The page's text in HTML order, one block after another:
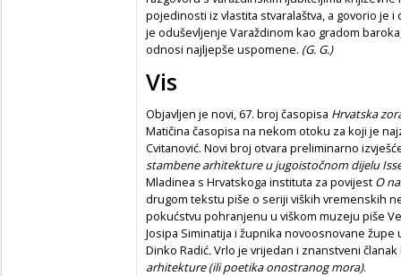
pojedinosti iz vlastita stvaralaštva, a govorio je
je oduševljenje Varaždinom kao gradom
odnosi najljepše uspomene. (G. G.)
Vis
Objavljen je novi, 67. broj časopisa Hrvatska
Matičina časopisa na nekom otoku za koji je
Cvitanović. Novi broj otvara preliminarno
stambene arhitekture u jugoistočnom dijelu
Mladinea s Hrvatskoga instituta za povijest O
drugom tekstu piše o seriji viških vremenskih
pokućstvu pohranjenu u viškom muzeju piše
Josipa Siminatija i župnika novoosnovane župe
Dinko Radić.Vrlo je vrijedan i znanstveni članak
arhitekture (ili poetika onostranog mora).